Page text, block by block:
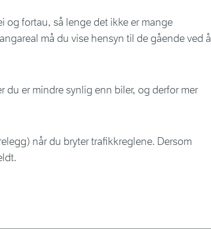
og fortau, så lenge det ikke er mange
må du vise hensyn til de gående ved å
du er mindre synlig enn biler, og derfor mer
når du bryter trafikkreglene. Dersom